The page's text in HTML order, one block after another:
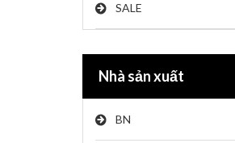
SALE
Nhà sản xuất
BN